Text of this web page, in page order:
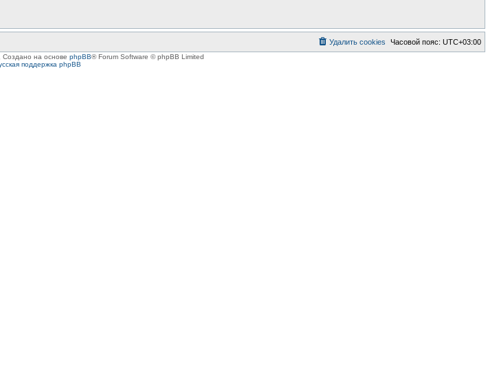
Часовой пояс: UTC+03:00
Удалить cookies
Создано на основе phpBB® Forum Software © phpBB Limited
поддержка phpBB